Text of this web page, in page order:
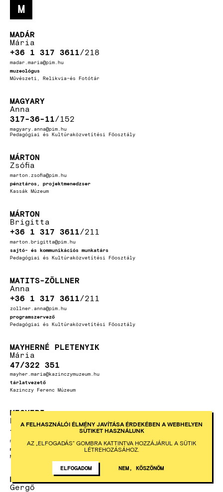
M
MADÁR
Mária
+36 1 317 3611 218
madar.maria@pim.hu
muzeológus
Művészeti, Relikvia-és Fotótár
MAGYARY
Anna
317-36-11 152
magyary.anna@pim.hu
Pedagógiai és Kultúraközvetítési Főosztály
MÁRTON
Zsófia
marton.zsofia@pim.hu
pénztáros, projektmenedzser
Kassák Múzeum
MÁRTON
Brigitta
+36 1 317 3611 211
marton.brigitta@pim.hu
sajtó- és kommunikációs munkatárs
Pedagógiai és Kultúraközvetítési Főosztály
MATITS-ZÖLLNER
Anna
+36 1 317 3611 211
zollner.anna@pim.hu
programszervező
Pedagógiai és Kultúraközvetítési Főosztály
MAYHERNÉ PLETENYIK
Mária
47/322 351
mayher.maria@kazinczymuzeum.hu
tárlatvezető
Kazinczy Ferenc Múzeum
MEGYERI
Helga
+36 1 317 3611 231
megyeri.helga@pim.hu
muzeológus
Művészeti, Relikvia-és Fotótár
MELHARDT
Gergő
A FELHASZNÁLÓI ÉLMÉNY JAVÍTÁSA ÉRDEKÉBEN A WEBHELYEN
SÜTIKET HASZNÁLUNK
AZ „ELFOGADÁS” GOMBRA KATTINTVA HOZZÁJÁRUL A SÜTIK
LÉTREHOZÁSÁHOZ.
ELFOGADOM NEM, KÖSZÖNÖM